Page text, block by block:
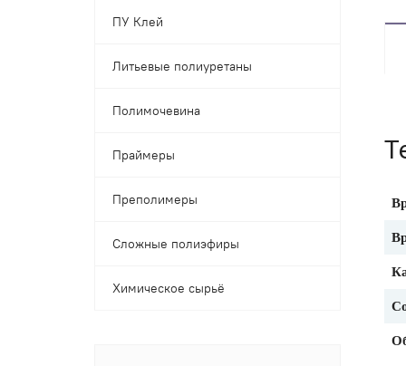
ПУ Клей
Литьевые полиуретаны
Полимочевина
Праймеры
Преполимеры
Сложные полиэфиры
Химическое сырьё